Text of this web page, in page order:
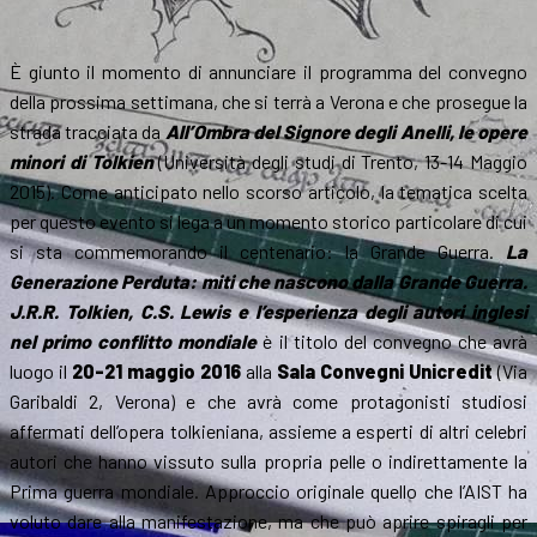
È giunto il momento di annunciare il programma del convegno
della prossima settimana, che si terrà a Verona e che prosegue la
strada tracciata da All’Ombra del Signore degli Anelli, le opere
minori di Tolkien(Università degli studi di Trento, 13-14 Maggio
2015). Come anticipato nello scorso articolo, la tematica scelta
per questo evento si lega a un momento storico particolare di cui
si sta commemorando il centenario: la Grande Guerra. La
Generazione Perduta: miti che nascono dalla Grande Guerra.
J.R.R. Tolkien, C.S. Lewis e l’esperienza degli autori inglesi
nel primo conflitto mondialeè il titolo del convegno che avrà
luogo il 20-21 maggio 2016 alla Sala Convegni Unicredit(Via
Garibaldi 2, Verona) e che avrà come protagonisti studiosi
affermati dell’opera tolkieniana, assieme a esperti di altri celebri
autori che hanno vissuto sulla propria pelle o indirettamente la
Prima guerra mondiale. Approccio originale quello che l’AIST ha
voluto dare alla manifestazione, ma che può aprire spiragli per